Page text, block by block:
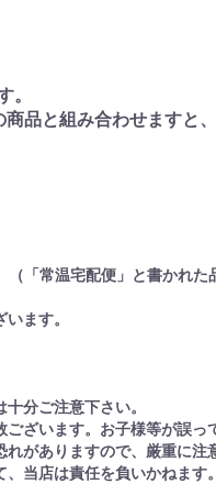
。
品と組み合わせますと
「常温宅配便」と書かれた
ます。
分ご注意下さい。
ざいます。お子様等が誤っ
がありますので、厳重に注
当店は責任を負いかねます。